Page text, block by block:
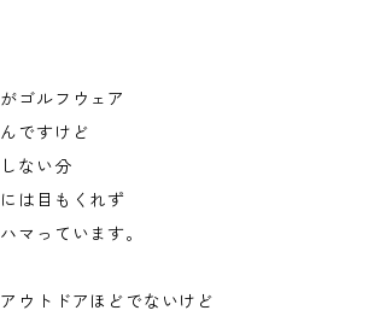
ゴルフウェア
ですけど
ない分
は目もくれず
マっています。
ウトドアほどでないけど